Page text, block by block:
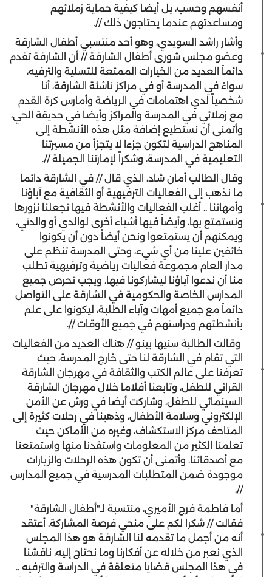
أنفسهم وحسب، بل أيضاً كيفية حماية زملائهم
ومساعدتهم عندما يحتاجون ذلك //.
وأشار راشد السويدي، وهو أحد منتسبي أطفال الشارقة
وعضو مجلس شورى أطفال الشارقة // أن الشارقة تقدم
دائماً العديد من الخيارات الممتعة للتسلية والترفيه،
سواءً في المدرسة أو في مراكز ناشئة الشارقة، أنا
شخصياً لدي اهتمامات في الرياضة وأمارس كرة القدم
مع زملائي في المدرسة والمراكز وأيضاً في حديقة الحي،
وأتمنى أن نستطيع إضافة مثل هذه الأنشطة إلى
المناهج الدراسية لتكون جزءاً لا يتجزأ من مسيرتنا
التعليمية في المدرسة، وشكراً لإمارتنا الجميلة //.
وقال الطالب أمان شاد، الذي قال // في الشارقة دائماً
ما نذهب إلى الفعاليات الترفيهية أو الثقافية مع آباؤنا
وأمهاتنا .. أغلب الفعاليات والأنشطة فيها تجعلنا نزورها
ونستمتع بها، وأيضاً فيها أشياء أخرى لوالدي أو والدتي،
ويمكنهم أن يستمتعوا ونحن أيضاً دون أن يكونوا
خائفين علينا من أي شيء، وحتى المدرسة تنظم على
مدار العام مجموعة فعاليات رياضية وترفيهية تطلب
منا أن ندعوا آباؤنا ليشاركونا فيها. ويجب تحرص جميع
المدارس الخاصة والحكومية في الشارقة على التواصل
دائماً مع جميع أمهات وآباء الطلبة، ليكونوا على علم
بأنشطتهم ودراستهم في جميع الأوقات //.
وقالت الطالبة سنيها بينو // هناك العديد من الفعاليات
التي تقام في الشارقة لنا حتى خارج المدرسة، حيث
تعرفنا على عالم الكتب والثقافة في مهرجان الشارقة
القرائي للطفل، وتابعنا أفلاماً خلال مهرجان الشارقة
السينمائي للطفل، وشاركت أيضا في ورش عن الأمن
الإلكتروني وسلامة الأطفال، وذهبنا في رحلات كثيرة إلى
المتاحف مركز الاستكشاف، وغيره من الأماكن حيث
تعلمنا الكثير من المعلومات واستفدنا منها واستمتعنا
مع أصدقائنا. وأتمنى أن تكون هذه الرحلات والزيارات
موجودة ضمن المتطلبات المدرسية في جميع المدارس
//.
أما فاطمة فرج الأميري، منتسبة لـ"أطفال الشارقة"
فقالت // شكراً لكم على منحي فرصة المشاركة. أعتقد
أنه من أجمل ما تقدمه لنا الشارقة هو هذا المجلس
الذي نعبر من خلاله عن أفكارنا وما نحتاج إليه، ناقشنا
في هذا المجلس قضايا متعلقة في الدراسة والترفيه ..